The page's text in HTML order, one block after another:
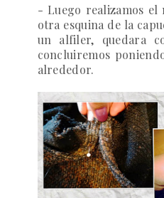
- Luego realizamos el
otra esquina de la
un alfiler, quedara
concluiremos
alrededor.